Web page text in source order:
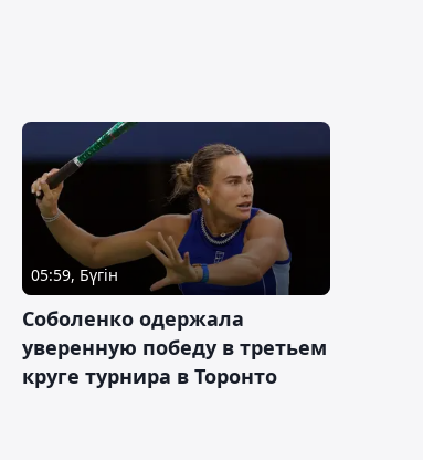
05:59, Бүгін
Соболенко одержала
уверенную победу в третьем
круге турнира в Торонто